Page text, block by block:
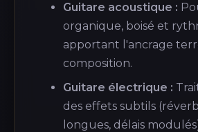
Guitare acoustique :
organique, boisé et
apportant l'ancrage
composition.
Guitare électrique :
des effets subtils
longues, délais